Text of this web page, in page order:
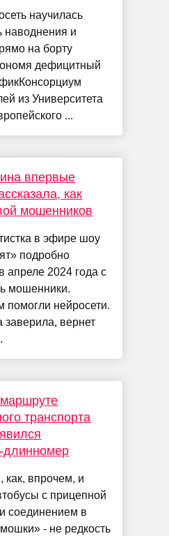
научилась
наводнения и
на борту
дефицитный
из Университета
...
впервые
как
мошенников
в эфире шоу
подробно
апреле 2024 года с
мошенники.
помогли нейросети.
заверила, вернет
транспорта
длинномер
как, впрочем, и
с прицепной
соединением в
- не редкость